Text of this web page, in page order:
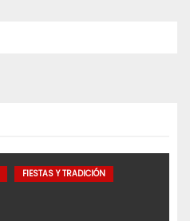
FIESTAS Y TRADICIÓN